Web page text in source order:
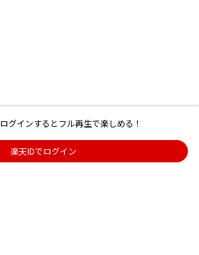
ログインするとフル再生で楽しめる！
楽天IDでログイン